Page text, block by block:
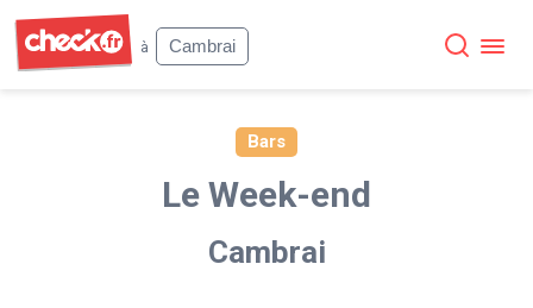
à
Cambrai
Bars
Le Week-end
Cambrai